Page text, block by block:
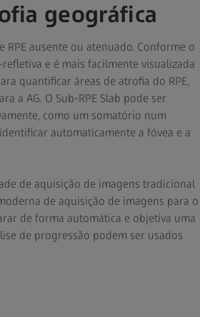
geográfica
RPE ausente ou atenuado. Conforme o
e é mais facilmente visualizada
quantificar áreas de atrofia do RPE,
a AG. O Sub-RPE Slab pode ser
como um somatório num
automaticamente a fóvea e a
de aquisição de imagens tradicional
de aquisição de imagens para o
de forma automática e objetiva uma
de progressão podem ser usados